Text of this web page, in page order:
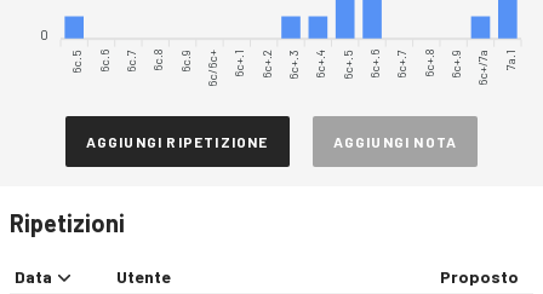
0
6c.5 6c.6 6c.7 6c.8 6c.9 6c/6c+ 6c+.1 6c+.2 6c+.3 6c+.4 6c+.5 6c+.6 6c+.7 6c+.8 6c+.9 6c+/7a 7a.1
AGGIUNGI RIPETIZIONE AGGIUNGI NOTA
Ripetizioni
Data Utente Proposto